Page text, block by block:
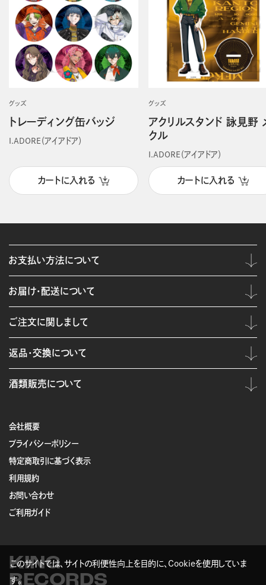
グッズ
トレーディング缶バッジ
I.ADORE（アイアドア）
カートに入れる
グッズ
アクリルスタンド 詠見野
クル
I.ADORE（アイアドア）
カートに入れる
会社概要
プライバシーポリシー
特定商取引に基づく表示
利用規約
お問い合わせ
ご利用ガイド
KING
RECORDS
お支払い方法について
お届け・配送について
ご注文に関しまして
返品・交換について
酒類販売について
このサイトでは、サイトの利便性向上を目的に、Cookieを使用していま
す。